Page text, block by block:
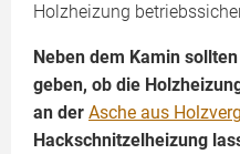
Holzheizung
Neben dem Kamin
geben, ob die
an der Asche aus
Hackschnitzelheizung